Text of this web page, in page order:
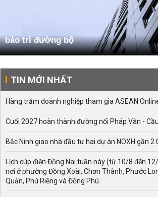
bảo trì đường bộ
TIN MỚI NHẤT
Hàng trăm doanh nghiệp tham gia ASEAN
Cuối 2027 hoàn thành đường nối Pháp Vân -
Bắc Ninh giao nhà đầu tư hai dự án NOXH gần
Lịch cúp điện Đồng Nai tuần này (từ 10/8 đến
nơi ở phường Đồng Xoài, Chơn Thành, Phước
Quản, Phú Riềng và Đồng Phú